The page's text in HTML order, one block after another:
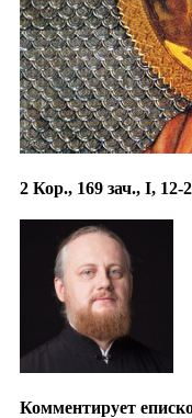
2 Кор., 169 зач., I, 12-
Комментирует